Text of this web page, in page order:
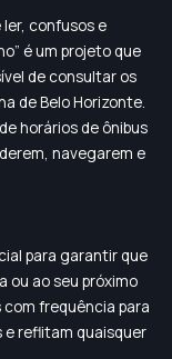
ler, confusos e
é um projeto que
de consultar os
de Belo Horizonte.
horários de ônibus
navegarem e
para garantir que
ou ao seu próximo
frequência para
e reflitam quaisquer